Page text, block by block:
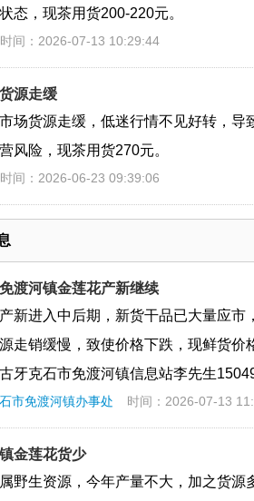
态，现茶用货200-220元。
时间：2026-07-13 10:29:44
源走缓
场货源走缓，低迷行情不见好转，
风险，现茶用货270元。
时间：2026-06-23 09:39:06
渡河镇金莲花产新继续
新进入中后期，新货干品已大量应
走销缓慢，致使价格下跌，现鲜货
牙克石市免渡河镇信息站李先生
市免渡河镇办事处 时间：2026-07-13
金莲花货少
野生资源，今年产量不大，加之货